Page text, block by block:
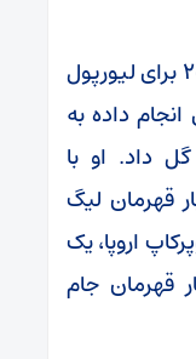
آلونسو بین سال‌های ۲۰۰۴ تا ۲۰۰۹ برای لیورپول
در این مدت ۲۱۰ بازی انجام داده به
زد و ۲۰ پاس گل داد. او با
قهرمان لیگ
اروپا، یک
قهرمان جام